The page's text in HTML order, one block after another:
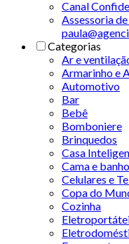
Canal
Assessoria
Categorias
Ar e
Armarinho e
Automotivo
Bar
Bebê
Bomboniere
Brinquedos
Casa
Cama e banho
Celulares e
Copa do
Cozinha